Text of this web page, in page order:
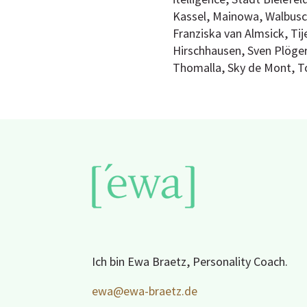
Kassel, Mainowa,
Franziska van Almsick,
Hirschhausen, Sven
Thomalla, Sky de Mont,
Ich bin Ewa Braetz, Personality Coach.
ewa@ewa-braetz.de